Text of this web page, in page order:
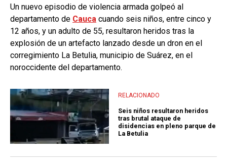
Un nuevo episodio de violencia armada golpeó al
departamento de Cauca cuando seis niños, entre cinco y
12 años, y un adulto de 55, resultaron heridos tras la
explosión de un artefacto lanzado desde un dron en el
corregimiento La Betulia, municipio de Suárez, en el
noroccidente del departamento.
RELACIONADO
Seis niños resultaron heridos
tras brutal ataque de
disidencias en pleno parque de
La Betulia